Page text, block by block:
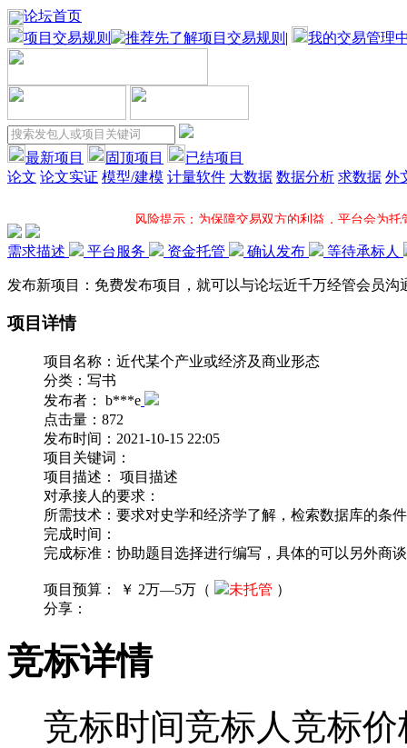
论坛首页
项目交易规则
| 我的交易管理
最新项目 固顶项目
已结项目
论文 论文实证 模型/建模 计量软件 大数据 数据分析 求数据 外
风险提示：为保障交易双方的利益，平台会为
需求描述 平台服务 资金托管 确认发布 等待承标人
发布新项目：免费发布项目，就可以与论坛近千万经管会员
项目详情
项目名称： 近代某个产业或经济及商业形态
分类： 写书
发布者：
b***e
点击量： 872
发布时间： 2021-10-15 22:05
项目关键词：
项目描述：
项目描述
对承接人的要求：
所需技术：要求对史学和经济学了解，检索数据库的条件
完成时间：
完成标准：协助题目选择进行编写，具体的可以另外商
项目预算： ￥ 2万—5万（ 未托管 ）
分享：
竞标详情
竞标时间竞标人竞标